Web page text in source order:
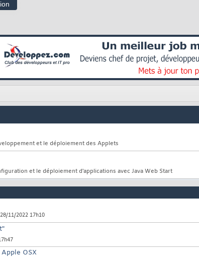
et le déploiement des Applets
et le déploiement d'applications avec Java Web Start
11/2022 17h10
OSX